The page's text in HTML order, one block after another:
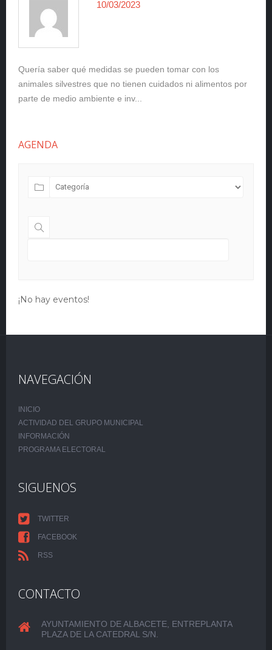
10/03/2023
Quería saber qué medidas se pueden tomar con los
animales silvestres que no tienen cuidados ni alimentos por
parte de medio ambiente e inv...
AGENDA
¡No hay eventos!
NAVEGACIÓN
INICIO
ACTIVIDAD DEL GRUPO MUNICIPAL
INFORMACIÓN
PROGRAMA ELECTORAL
SIGUENOS
TWITTER
FACEBOOK
RSS
CONTACTO
AYUNTAMIENTO DE ALBACETE, ENTREPLANTA
PLAZA DE LA CATEDRAL S/N.